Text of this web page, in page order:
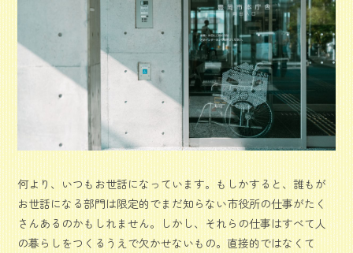
何より、いつもお世話になっています。もしかすると、誰もが
お世話になる部門は限定的でまだ知らない市役所の仕事がたく
さんあるのかもしれません。しかし、それらの仕事はすべて人
の暮らしをつくるうえで欠かせないもの。直接的ではなくて